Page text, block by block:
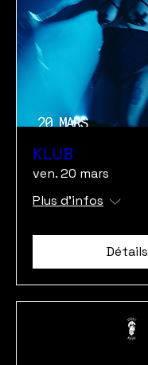
KLUB
ven. 20 mars
Plus d'infos
Détails